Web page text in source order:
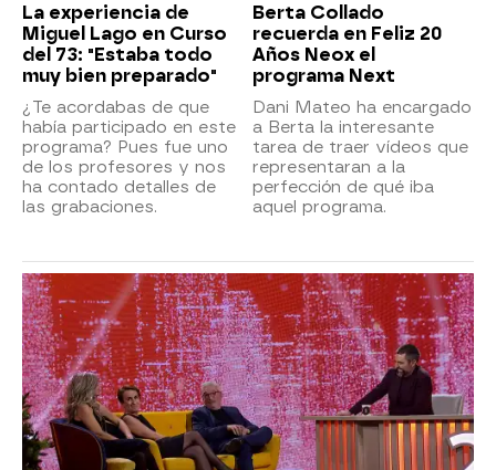
La experiencia de
Miguel Lago en Curso
del 73: "Estaba todo
muy bien preparado"
¿Te acordabas de que
había participado en este
programa? Pues fue uno
de los profesores y nos
ha contado detalles de
las grabaciones.
Berta Collado
recuerda en Feliz 20
Años Neox el
programa Next
Dani Mateo ha encargado
a Berta la interesante
tarea de traer vídeos que
representaran a la
perfección de qué iba
aquel programa.